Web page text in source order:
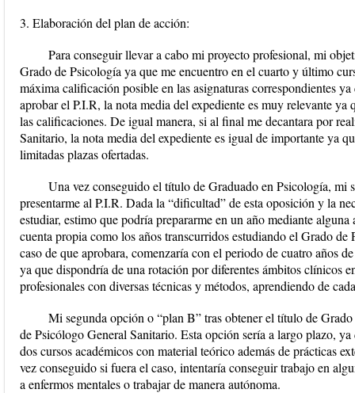
3. Elaboración del plan de acción:
Para conseguir llevar a cabo mi proyecto profesional, mi
Grado de Psicología ya que me encuentro en el cuarto y último
máxima calificación posible en las asignaturas correspondientes
aprobar el P.I.R, la nota media del expediente es muy relevante ya
las calificaciones. De igual manera, si al final me decantara por
Sanitario, la nota media del expediente es igual de importante ya
limitadas plazas ofertadas.
Una vez conseguido el título de Graduado en Psicología, mi
presentarme al P.I.R. Dada la “dificultad” de esta oposición y la
estudiar, estimo que podría prepararme en un año mediante
cuenta propia como los años transcurridos estudiando el Grado
caso de que aprobara, comenzaría con el periodo de cuatro años
ya que dispondría de una rotación por diferentes ámbitos clínicos
profesionales con diversas técnicas y métodos, aprendiendo de
Mi segunda opción o “plan B” tras obtener el título de
de Psicólogo General Sanitario. Esta opción sería a largo plazo,
dos cursos académicos con material teórico además de prácticas
vez conseguido si fuera el caso, intentaría conseguir trabajo en
a enfermos mentales o trabajar de manera autónoma.